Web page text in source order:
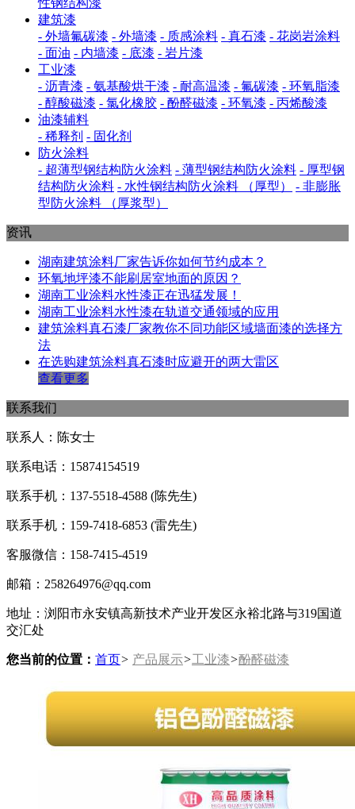
性钢结构漆
建筑漆
- 外墙氟碳漆 - 外墙漆 - 质感涂料 - 真石漆 - 花岗岩涂料
- 面油 - 内墙漆 - 底漆 - 岩片漆
工业漆
- 沥青漆 - 氨基酸烘干漆 - 耐高温漆 - 氟碳漆 - 环氧脂漆
- 醇酸磁漆 - 氯化橡胶 - 酚醛磁漆 - 环氧漆 - 丙烯酸漆
油漆辅料
- 稀释剂 - 固化剂
防火涂料
- 超薄型钢结构防火涂料 - 薄型钢结构防火涂料 - 厚型钢
结构防火涂料 - 水性钢结构防火涂料 （厚型）
- 非膨胀
型防火涂料 （厚浆型）
资讯
湖南建筑涂料厂家告诉你如何节约成本？
环氧地坪漆不能刷居室地面的原因？
湖南工业涂料水性漆正在迅猛发展！
湖南工业涂料水性漆在轨道交通领域的应用
建筑涂料真石漆厂家教你不同功能区域墙面漆的选择方
法
在选购建筑涂料真石漆时应避开的两大雷区
查看更多
联系我们
联系人：陈女士
联系电话：15874154519
联系手机：137-5518-4588 (陈先生)
联系手机：159-7418-6853 (雷先生)
客服微信：158-7415-4519
邮箱：258264976@qq.com
地址：浏阳市永安镇高新技术产业开发区永裕北路与319国道
交汇处
您当前的位置： 首页> 产品展示>工业漆>酚醛磁漆